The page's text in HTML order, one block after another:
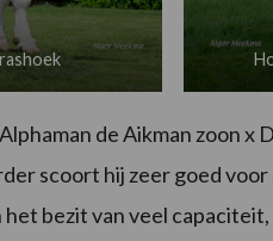
de Aikman zoon x
scoort hij zeer goed
bezit van veel